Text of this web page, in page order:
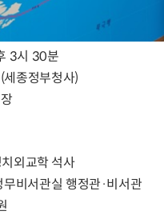
3시 30분
종정부청사)
외교학 석사
비서관실 행정관·비서관